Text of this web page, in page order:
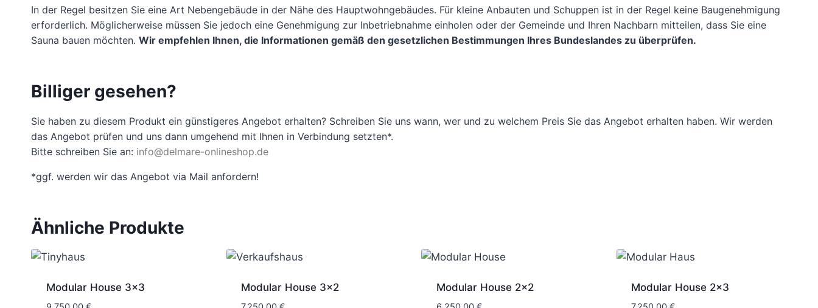
In der Regel besitzen Sie eine Art Nebengebäude in der Nähe des Hauptwohngebäudes. Für kleine Anbauten und Schuppen ist in der Regel keine Baugenehmigung
erforderlich. Möglicherweise müssen Sie jedoch eine Genehmigung zur Inbetriebnahme einholen oder der Gemeinde und Ihren Nachbarn mitteilen, dass Sie eine
Sauna bauen möchten. Wir empfehlen Ihnen, die Informationen gemäß den gesetzlichen Bestimmungen Ihres Bundeslandes zu überprüfen.
Billiger gesehen?
Sie haben zu diesem Produkt ein günstigeres Angebot erhalten? Schreiben Sie uns wann, wer und zu welchem Preis Sie das Angebot erhalten haben. Wir werden
das Angebot prüfen und uns dann umgehend mit Ihnen in Verbindung setzten*.
Bitte schreiben Sie an: info@delmare-onlineshop.de
*ggf. werden wir das Angebot via Mail anfordern!
Ähnliche Produkte
Modular House 3×3 Modular House 3×2 Modular House 2×2 Modular House 2×3